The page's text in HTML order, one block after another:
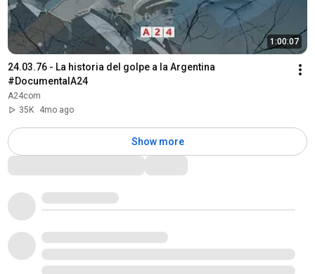
1:00:07
24.03.76 - La historia del golpe a la Argentina
#DocumentalA24
A24com
35K
4mo ago
Show more